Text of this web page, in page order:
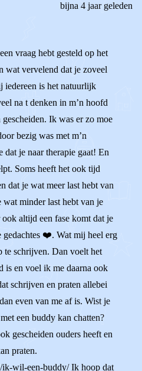
bijna 4 jaar geleden
vraag hebt gesteld op het
wat vervelend dat je zoveel
iedereen is het natuurlijk
na t denken in m’n hoofd
Ik was er zo moe
bezig was met m’n
dat je naar therapie gaat! En
Soms heeft het ook tijd
dat je wat meer last hebt van
wat minder last hebt van je
ook altijd een fase komt dat je
gedachtes ❤️. Wat mij heel erg
te schrijven. Dan voelt het
is en voel ik me daarna ook
schrijven en praten allebei
even van me af is. Wist je
een buddy kan chatten?
gescheiden ouders heeft en
praten.
wil-een-buddy/ Ik hoop dat